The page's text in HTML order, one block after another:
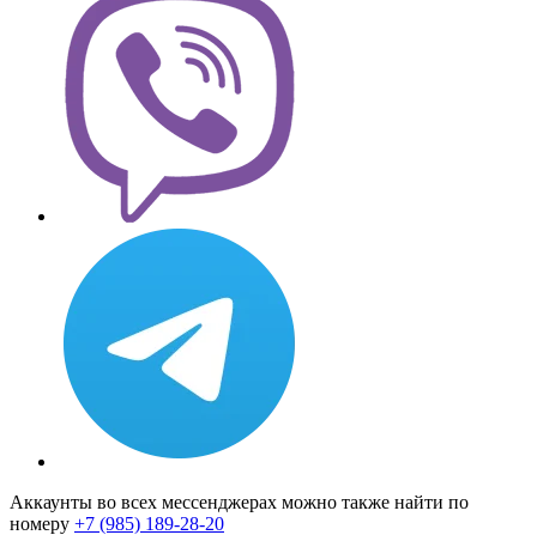
Аккаунты во всех мессенджерах можно также найти по
номеру +7 (985) 189-28-20